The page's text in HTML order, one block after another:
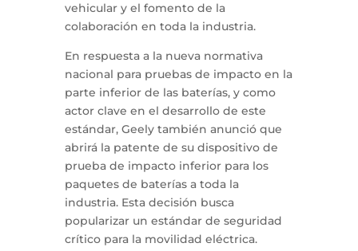
vehicular y el fomento de la
colaboración en toda la industria.
En respuesta a la nueva normativa
nacional para pruebas de impacto en la
parte inferior de las baterías, y como
actor clave en el desarrollo de este
estándar, Geely también anunció que
abrirá la patente de su dispositivo de
prueba de impacto inferior para los
paquetes de baterías a toda la
industria. Esta decisión busca
popularizar un estándar de seguridad
crítico para la movilidad eléctrica.